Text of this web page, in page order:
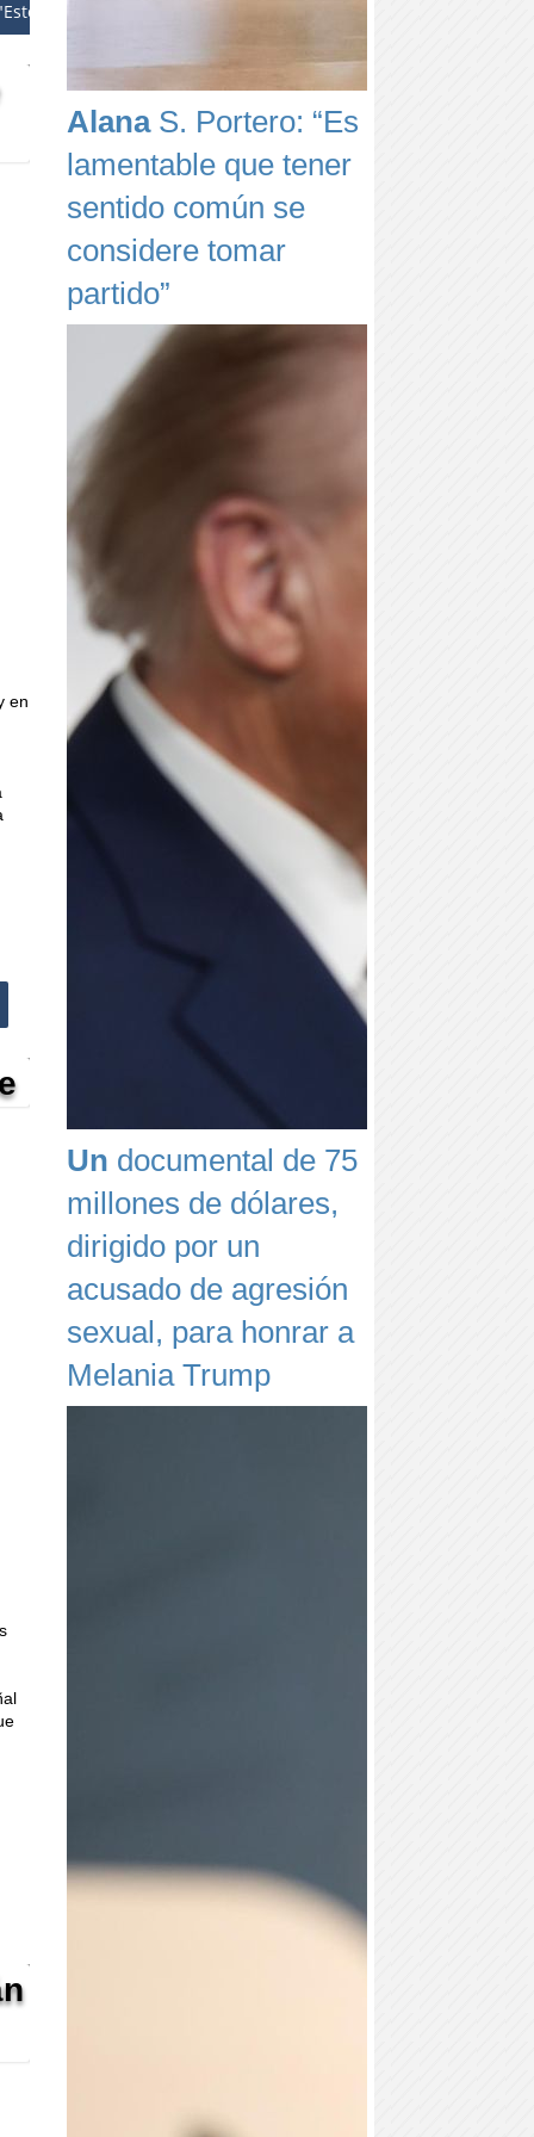
en
AlanaS. Portero: “Es
lamentable que tener
sentido común se
considere tomar
partido”
Un documental de 75
millones de dólares,
dirigido por un
acusado de agresión
sexual, para honrar a
Melania Trump